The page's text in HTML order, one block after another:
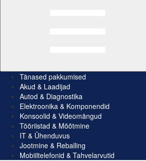
Tänased pakkumised
Akud & Laadijad
Autod & Diagnostika
Elektroonika & Komponendid
Konsoolid & Videomängud
Tööriistad & Mõõtmine
IT & Ühenduvus
Jootmine & Reballing
Mobiiltelefonid & Tahvelarvutid